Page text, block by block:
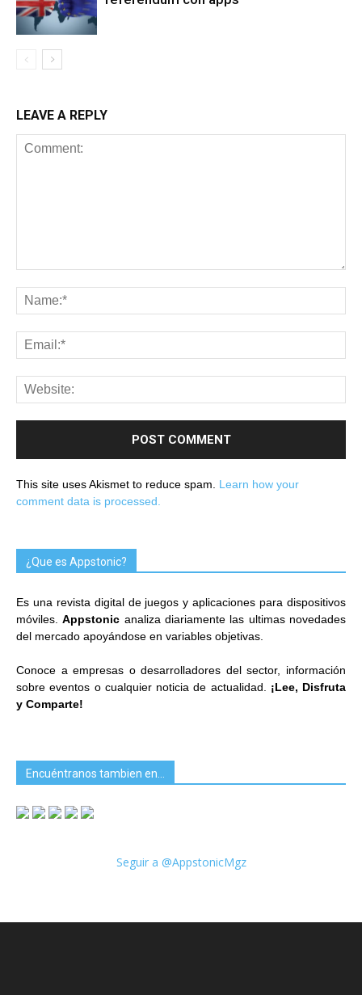
LEAVE A REPLY
This site uses Akismet to reduce spam. Learn how your
comment data is processed.
¿Que es Appstonic?
Es una revista digital de juegos y aplicaciones para dispositivos
móviles.Appstonic analiza diariamente las ultimas novedades
del mercado apoyándose en variables objetivas.
Conoce a empresas o desarrolladores del sector, información
sobre eventos o cualquier noticia de actualidad. ¡Lee, Disfruta
y Comparte!
Encuéntranos tambien en…
Seguir a @AppstonicMgz